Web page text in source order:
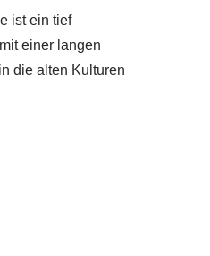
ist ein tief
einer langen
die alten Kulturen